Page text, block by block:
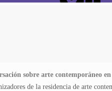
sobre arte contemporáneo
de la residencia de arte